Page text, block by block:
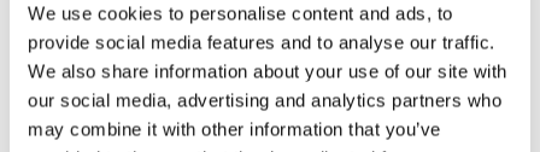
We use cookies to personalise content and ads, to
provide social media features and to analyse our traffic.
We also share information about your use of our site with
our social media, advertising and analytics partners who
may combine it with other information that you’ve
Yhteistyökumppanina
Seravo